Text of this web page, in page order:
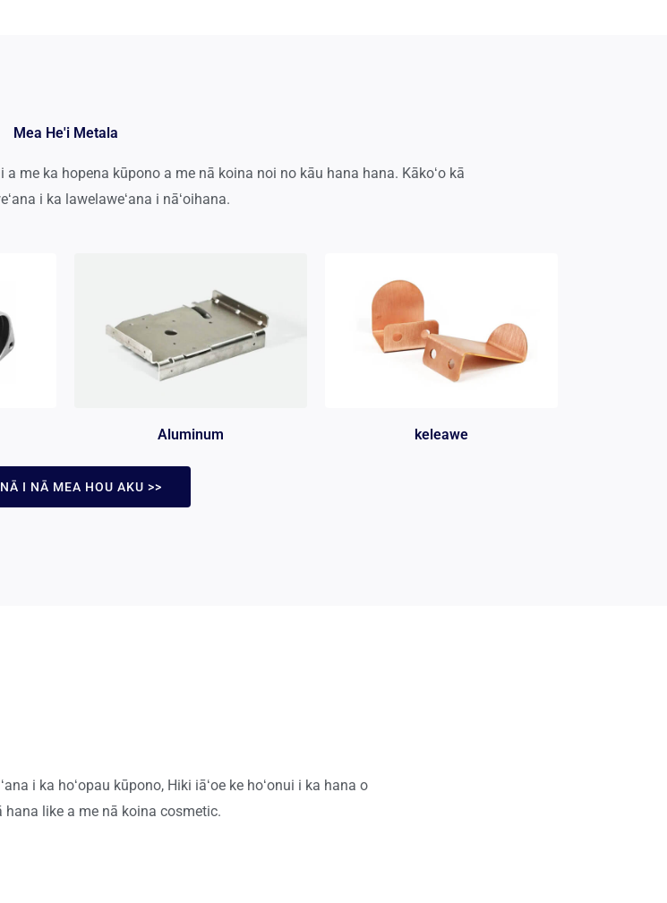
Mea He'i Metala
a me ka hopena kūpono a me nā koina noi no kāu hana hana. Kākoʻo kā
i ka lawelaweʻana i nāʻoihana.
Aluminum keleawe
I NĀ MEA HOU AKU >>
i ka hoʻopau kūpono, Hiki iāʻoe ke hoʻonui i ka hana o
hana like a me nā koina cosmetic.